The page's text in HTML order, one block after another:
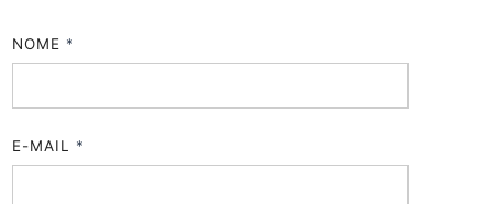
NOME *
E-MAIL *